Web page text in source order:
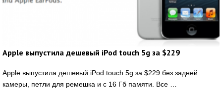
Apple выпустила дешевый iPod touch 5g за $229
Apple выпустила дешевый iPod touch 5g за $229 без задней
камеры, петли для ремешка и с 16 Гб памяти. Все …